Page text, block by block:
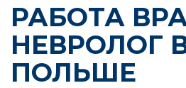
РАБОТА
НЕВРОЛОГ
ПОЛЬШЕ